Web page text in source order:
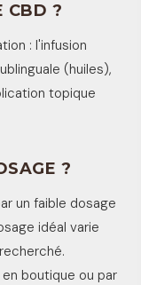
CBD ?
: l'infusion
(huiles),
topique
?
un faible dosage
idéal varie
boutique ou par